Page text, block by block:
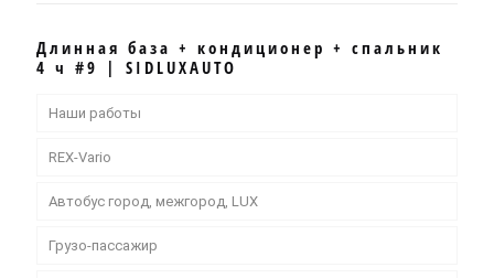
Длинная база + кондиционер + спальник
4 ч #9 | SIDLUXAUTO
Наши работы
REX-Vario
Автобус город, межгород, LUX
Грузо-пассажир